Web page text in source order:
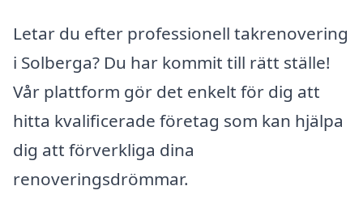
Letar du efter professionell takrenovering
i Solberga? Du har kommit till rätt ställe!
Vår plattform gör det enkelt för dig att
hitta kvalificerade företag som kan hjälpa
dig att förverkliga dina
renoveringsdrömmar.